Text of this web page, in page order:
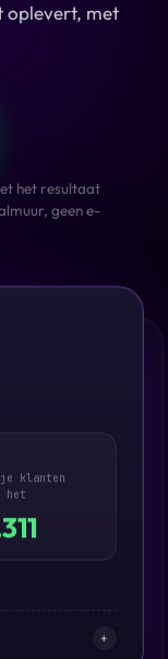
oplevert, met
het resultaat
geen e-
klanten
het
+